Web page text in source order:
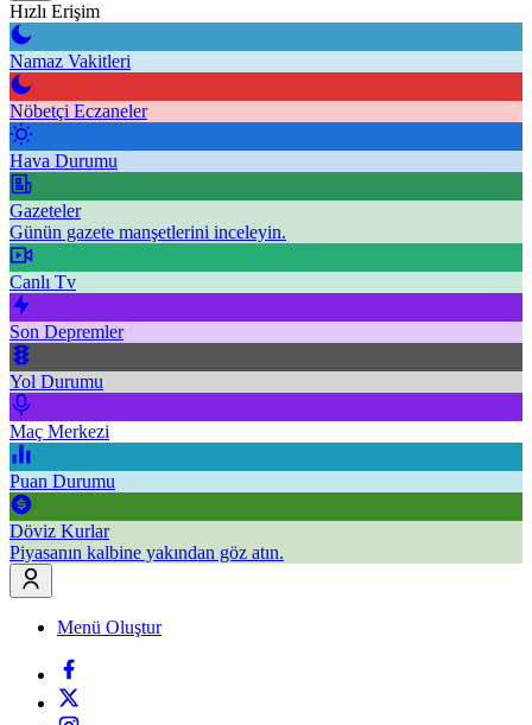
Hızlı Erişim
Namaz Vakitleri
Nöbetçi Eczaneler
Hava Durumu
Gazeteler
Günün gazete manşetlerini inceleyin.
Canlı Tv
Son Depremler
Yol Durumu
Maç Merkezi
Puan Durumu
Döviz Kurlar
Piyasanın kalbine yakından göz atın.
Menü Oluştur